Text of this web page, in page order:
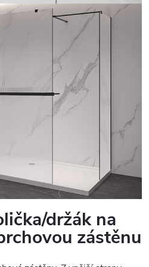
držák na
zástěnu